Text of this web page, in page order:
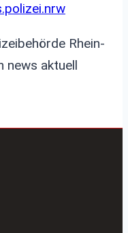
Rhein-
news aktuell